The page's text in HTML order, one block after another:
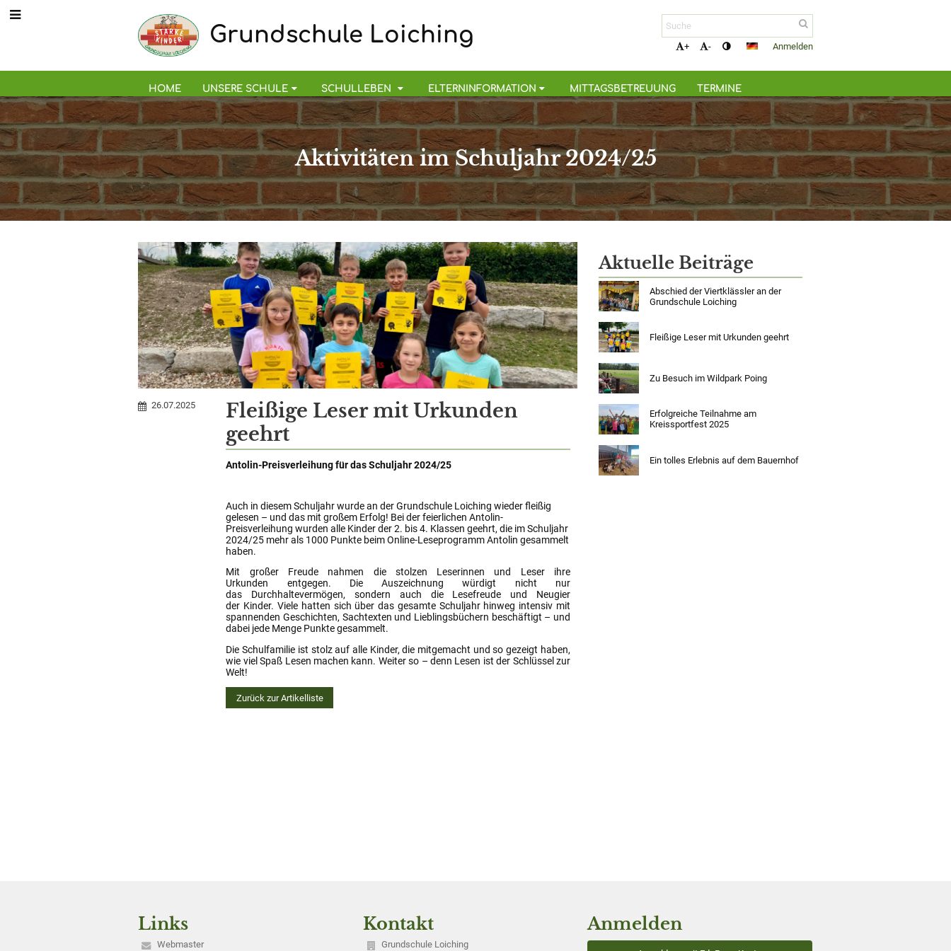
Grundschule Loiching + - Anmelden
HOME UNSERE SCHULE SCHULLEBEN ELTERNINFORMATION MITTAGSBETREUUNG TERMINE
Aktivitäten im Schuljahr 2024/25
Aktivitäten
im
Schuljahr
2024/25
26.07.2025
Fleißige Leser mit Urkunden
geehrt
Antolin-Preisverleihung für das Schuljahr 2024/25
Auch in diesem Schuljahr wurde an der Grundschule Loiching wieder fleißig
gelesen – und das mit großem Erfolg! Bei der feierlichen Antolin-
Preisverleihung wurden alle Kinder der 2. bis 4. Klassen geehrt, die im Schuljahr
2024/25 mehr als 1000 Punkte beim Online-Leseprogramm Antolin gesammelt
haben.
Mit großer Freude nahmen die stolzen Leserinnen und Leser ihre
Urkunden entgegen. Die Auszeichnung würdigt nicht nur
das Durchhaltevermögen, sondern auch die Lesefreude und Neugier
der Kinder. Viele hatten sich über das gesamte Schuljahr hinweg intensiv mit
spannenden Geschichten, Sachtexten und Lieblingsbüchern beschäftigt – und
dabei jede Menge Punkte gesammelt.
Die Schulfamilie ist stolz auf alle Kinder, die mitgemacht und so gezeigt haben,
wie viel Spaß Lesen machen kann. Weiter so – denn Lesen ist der Schlüssel zur
Welt!
Zurück zur Artikelliste
Aktuelle Beiträge
Abschied der Viertklässler an der
Grundschule Loiching
Fleißige Leser mit Urkunden geehrt
Zu Besuch im Wildpark Poing
Erfolgreiche Teilnahme am
Kreissportfest 2025
Ein tolles Erlebnis auf dem Bauernhof
Links
Webmaster
Kontakt
Grundschule Loiching
Anmelden